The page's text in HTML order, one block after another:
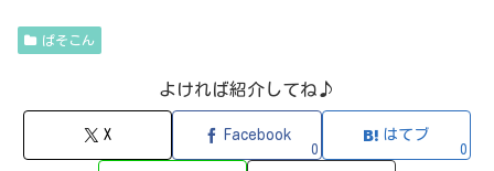
ぱそこん
よければ紹介してね♪
X Facebook
0
はてブ
0